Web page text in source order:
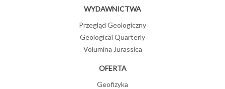
WYDAWNICTWA
Przegląd Geologiczny
Geological Quarterly
Volumina Jurassica
OFERTA
Geofizyka